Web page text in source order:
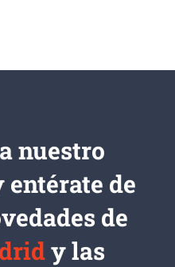
nuestro
entérate de
de
y las